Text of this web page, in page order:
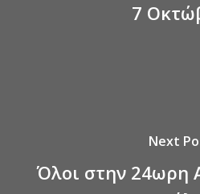
7
Next
Όλοι στην 24ωρη